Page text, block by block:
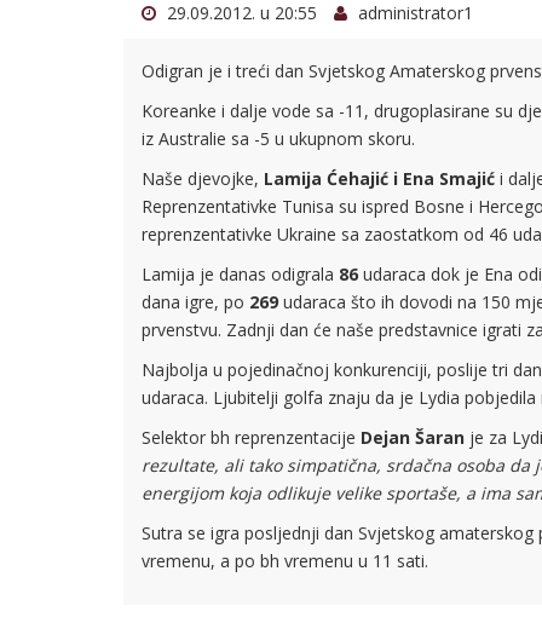
29.09.2012. u 20:55 administrator1
Odigran je i treći dan Svjetskog Amaterskog
Koreanke i dalje vode sa -11, drugoplasirane su
iz Australie sa -5 u ukupnom skoru.
Naše djevojke, Lamija Ćehajić i Ena Smajić i
Reprenzentativke Tunisa su ispred Bosne i
reprenzentativke Ukraine sa zaostatkom od 46
Lamija je danas odigrala 86 udaraca dok je Ena
dana igre, po 269 udaraca što ih dovodi na 150
prvenstvu. Zadnji dan će naše predstavnice igrati
Najbolja u pojedinačnoj konkurenciji, poslije tri
udaraca. Ljubitelji golfa znaju da je Lydia
Selektor bh reprenzentacije Dejan Šaran je za
rezultate, ali tako simpatična, srdačna osoba
energijom koja odlikuje velike sportaše, a ima
Sutra se igra posljednji dan Svjetskog
vremenu, a po bh vremenu u 11 sati.